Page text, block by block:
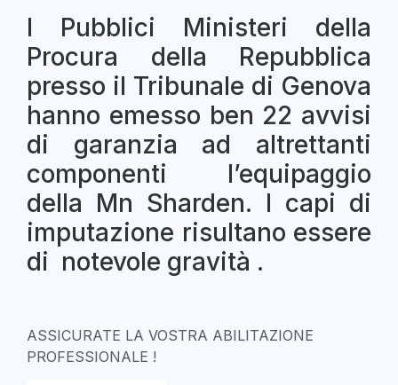
I Pubblici Ministeri della
Procura della Repubblica
presso il Tribunale di Genova
hanno emesso ben 22 avvisi
di garanzia ad altrettanti
componenti l’equipaggio
della Mn Sharden. I capi di
imputazione risultano essere
di notevole gravità .
ASSICURATE LA VOSTRA ABILITAZIONE
PROFESSIONALE !